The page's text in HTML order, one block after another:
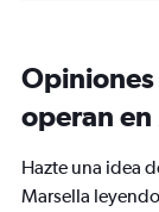
6
The
has
2
operan
Hazte una idea
Marsella